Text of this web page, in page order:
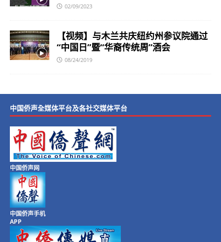
02/09/2023
【视频】与木兰共庆纽约州参议院通过
“中国日”暨“华裔传统周”酒会
08/24/2019
中国侨声全媒体平台及各社交媒体平台
中国侨声网
中国侨声手机
APP